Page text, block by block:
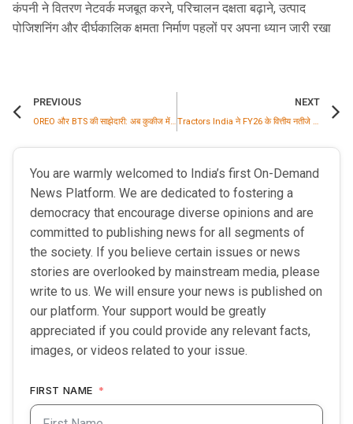
कंपनी ने वितरण नेटवर्क मजबूत करने, परिचालन दक्षता बढ़ाने, उत्पाद
पोजिशनिंग और दीर्घकालिक क्षमता निर्माण पहलों पर अपना ध्यान जारी रखा
PREVIOUS
OREO और BTS की साझेदारी: अब कुकीज में मिलेगा कोरियन स्वाद, फैन्स के लिए खास सरप्राइज भी
NEXT
Tractors India ने FY26 के वित्तीय नतीजे घोषित किए; परिचालन आय बढ़कर ₹323.25 करोड़, FY25 में ₹315.28 करोड़ थी
You are warmly welcomed to India’s first On-Demand
News Platform. We are dedicated to fostering a
democracy that encourage diverse opinions and are
committed to publishing news for all segments of
the society. If you believe certain issues or news
stories are overlooked by mainstream media, please
write to us. We will ensure your news is published on
our platform. Your support would be greatly
appreciated if you could provide any relevant facts,
images, or videos related to your issue.
FIRST NAME